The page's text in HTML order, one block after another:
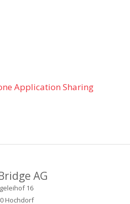
Application Sharing
AG
16
Hochdorf